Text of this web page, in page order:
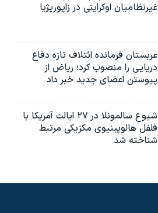
غیرنظامیان اوکراینی در زاپوریژیا
عربستان فرمانده ائتلاف تازه دفاع
دریایی را منصوب کرد؛ ریاض از
پیوستن اعضای جدید خبر داد
شیوع سالمونلا در ۲۷ ایالت آمریکا با
فلفل هالوپینیوی مکزیکی مرتبط
شناخته شد